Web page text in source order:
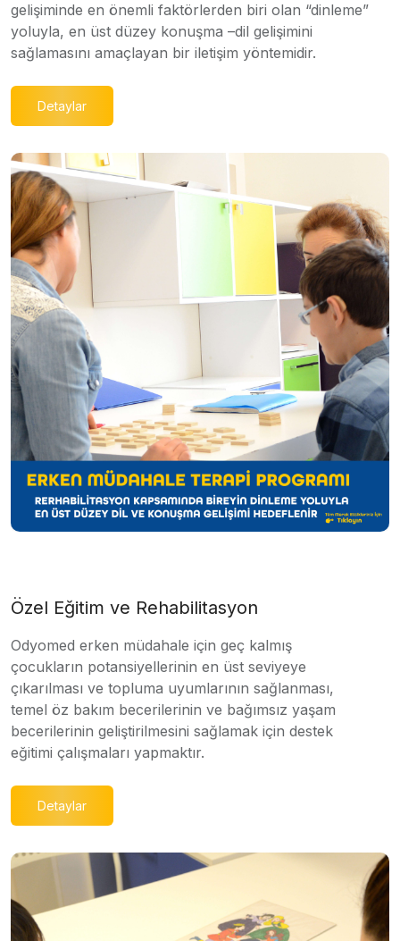
gelişiminde en önemli faktörlerden biri olan “dinleme”
yoluyla, en üst düzey konuşma –dil gelişimini
sağlamasını amaçlayan bir iletişim yöntemidir.
Detaylar
Özel Eğitim ve Rehabilitasyon
Odyomed erken müdahale için geç kalmış
çocukların potansiyellerinin en üst seviyeye
çıkarılması ve topluma uyumlarının sağlanması,
temel öz bakım becerilerinin ve bağımsız yaşam
becerilerinin geliştirilmesini sağlamak için destek
eğitimi çalışmaları yapmaktır.
Detaylar